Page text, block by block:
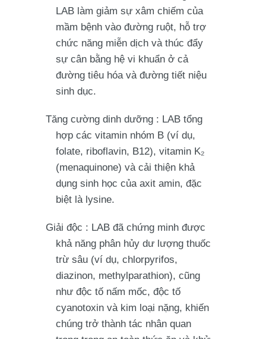
LAB làm giảm sự xâm chiếm của
mầm bệnh vào đường ruột, hỗ trợ
chức năng miễn dịch và thúc đẩy
sự cân bằng hệ vi khuẩn ở cả
đường tiêu hóa và đường tiết niệu
sinh dục.
Tăng cường dinh dưỡng : LAB tổng
hợp các vitamin nhóm B (ví dụ,
folate, riboflavin, B12), vitamin K₂
(menaquinone) và cải thiện khả
dụng sinh học của axit amin, đặc
biệt là lysine.
Giải độc : LAB đã chứng minh được
khả năng phân hủy dư lượng thuốc
trừ sâu (ví dụ, chlorpyrifos,
diazinon, methylparathion), cũng
như độc tố nấm mốc, độc tố
cyanotoxin và kim loại nặng, khiến
chúng trở thành tác nhân quan